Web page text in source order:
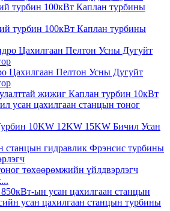
турбин 100кВт Каплан турбины
Цахилгаан Пелтон Усны Дугуйт
10KW 12KW 15KW Бичил Усан
төхөөрөмжийн үйлдвэрлэгч